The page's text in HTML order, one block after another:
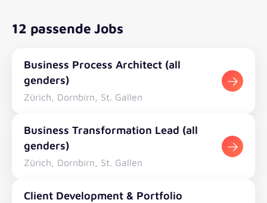
12 passende Jobs
Business Process Architect (all
genders)
Zürich, Dornbirn, St. Gallen
Business Transformation Lead (all
genders)
Zürich, Dornbirn, St. Gallen
Client Development & Portfolio